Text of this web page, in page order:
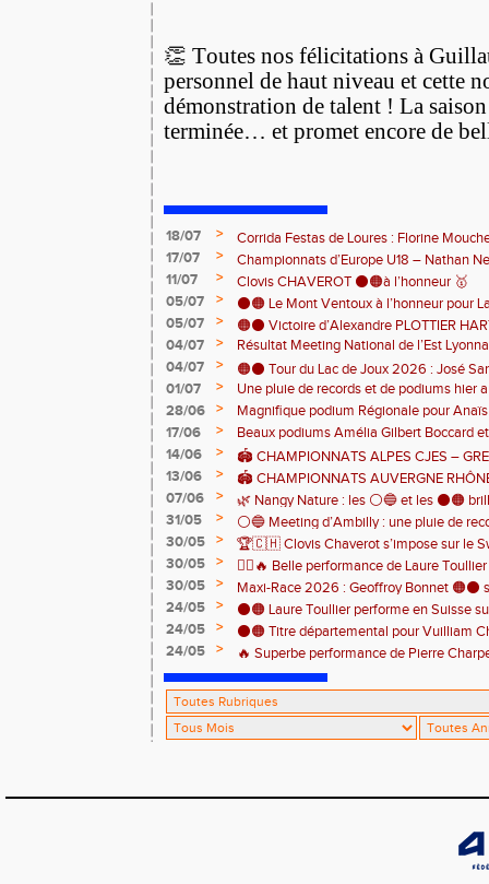
👏 Toutes nos félicitations à
personnel de haut niveau et cette
démonstration de talent ! La
terminée… et promet encore de
18/07 >
Corrida Festas de Loures : Florine
! 🇵🇹
17/07 >
Championnats d’Europe U18 – Nathan
🇨🇭🏃
11/07 >
Clovis CHAVEROT ⚫️🟠à l’honneur 🥇
05/07
>
⚫️🟠 Le Mont Ventoux à l’honneur pour
05/07
>
🟠⚫️ Victoire d’Alexandre PLOTTIER
– La Garinette ! 🏆👏
04/07 >
Résultat Meeting National de l’Est
04/07
>
🟠⚫️ Tour du Lac de Joux 2026 : José
catégorie ! 🏃‍♂️🏆
01/07 >
Une pluie de records et de podiums hier
clôturer en beauté cette belle saison
28/06 >
Magnifique podium Régionale pour
17/06
>
Beaux podiums Amélia Gilbert Boccard
14/06
>
🏟️ CHAMPIONNATS ALPES CJES –
2026
13/06 >
🏟️ CHAMPIONNATS AUVERGNE
Pontcharra 📅 Samedi 13 juin 2026
07/06 >
🌿 Nangy Nature : les ⚪️🔵 et les ⚫️🟠
31/05
>
⚪️🔵 Meeting d’Ambilly : une pluie de
athlètes de l’EAA ! ⚫️🟠
30/05 >
🏆🇨🇭 Clovis Chaverot s’impose sur le
30/05
>
🏃‍♀️🔥 Belle performance de Laure
! 🔥🏃‍♀️
30/05 >
Maxi-Race 2026 : Geoffroy Bonnet 🟠⚫️
en catégorie M0 sur le Tour du Lac 100
24/05 >
⚫️🟠 Laure Toullier performe en Suisse
24/05
>
⚫️🟠 Titre départemental pour Vuilliam
24/05
>
🔥 Superbe performance de Pierre
Grande montagne